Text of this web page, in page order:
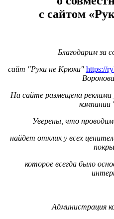
с сайтом
Благодарим за
сайт "Руки не Крюки" https://
На сайте размещена
компании
Уверены, что
найдет отклик у всех
которое всегда было
Администрация